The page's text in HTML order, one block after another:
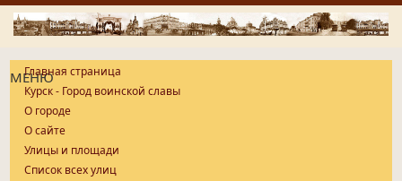
МЕНЮ
Главная страница
Курск - Город воинской славы
О городе
О сайте
Улицы и площади
Список всех улиц